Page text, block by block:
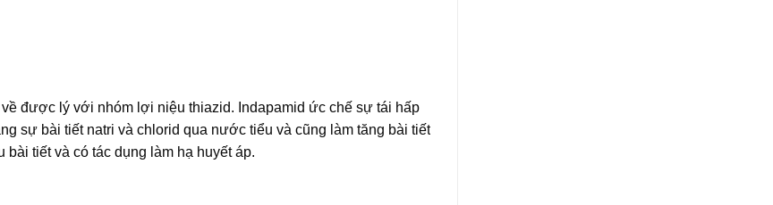
được lý với nhóm lợi niệu thiazid. Indapamid ức chế sự tái hấp
sự bài tiết natri và chlorid qua nước tiểu và cũng làm tăng bài tiết
tiết và có tác dụng làm hạ huyết áp.